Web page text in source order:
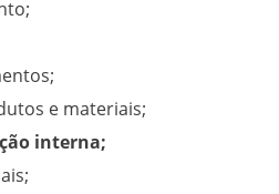
e materiais;
interna;